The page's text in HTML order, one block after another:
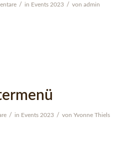
/ in Events 2023 / von admin
/ in Events 2023 / von Yvonne Thiels